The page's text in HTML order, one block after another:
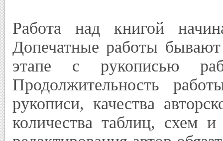
Работа над книгой
Допечатные работы
этапе с рукописью
Продолжительность
рукописи, качества
количества таблиц, схем